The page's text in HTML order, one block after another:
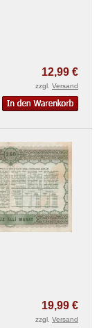
12,99 €
zzgl. Versand
19,99 €
zzgl. Versand